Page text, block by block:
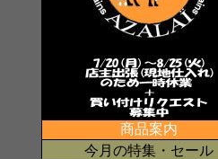
商品案内
今月の特集・セール